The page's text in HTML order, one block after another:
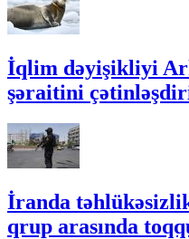
İqlim dəyişikliyi
şəraitini
İranda
qrup arasında